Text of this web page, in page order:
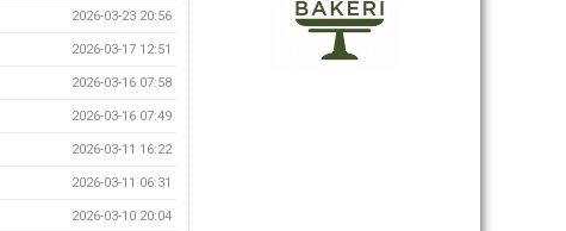
2026-03-23 20:56
2026-03-17 12:51
2026-03-16 07:58
2026-03-16 07:49
2026-03-11 16:22
2026-03-11 06:31
2026-03-10 20:04